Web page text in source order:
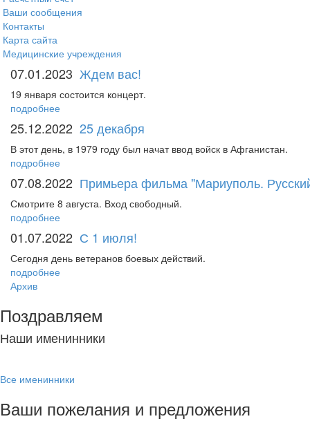
Ваши сообщения
Контакты
Карта сайта
Медицинские учреждения
07.01.2023 Ждем вас!
19 января состоится концерт.
подробнее
25.12.2022 25 декабря
В этот день, в 1979 году был начат ввод войск в Афганистан.
подробнее
07.08.2022 Примьера фильма "Мариуполь.
Смотрите 8 августа. Вход свободный.
подробнее
01.07.2022 С 1 июля!
Сегодня день ветеранов боевых действий.
подробнее
Архив
Поздравляем
Наши именинники
Все именинники
Ваши пожелания и предложения